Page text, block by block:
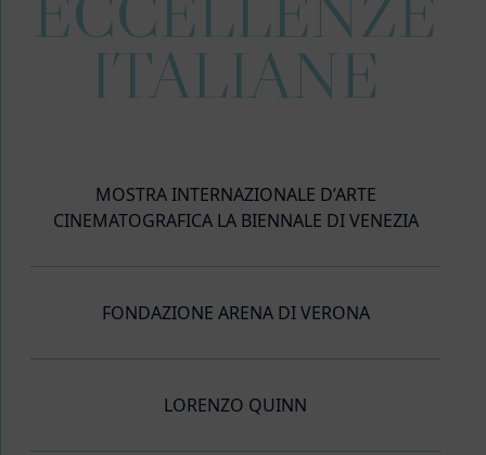
ITALIANE
MOSTRA INTERNAZIONALE D’ARTE
CINEMATOGRAFICA LA BIENNALE DI VENEZIA
FONDAZIONE ARENA DI VERONA
LORENZO QUINN